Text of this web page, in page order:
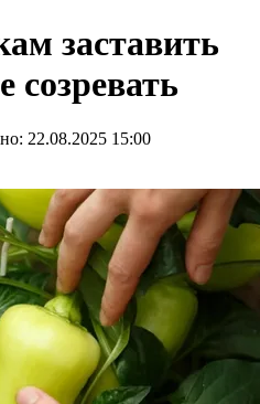
заставить
созревать
22.08.2025 15:00